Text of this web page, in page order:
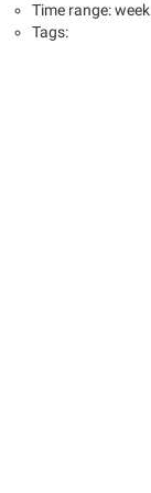
Time range: week
Tags: